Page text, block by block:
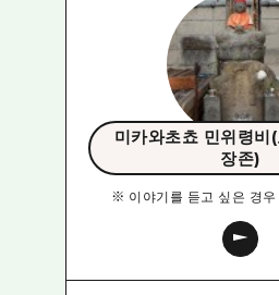
미카와초쵸 민위령비
장존)
※ 이야기를 듣고 싶은 경우